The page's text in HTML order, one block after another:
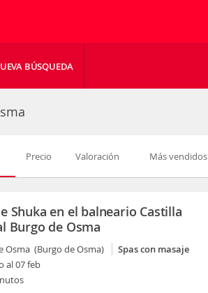
BÚSQUEDA
Precio Valoración Más vendidos
Shuka en el balneario Castilla
Burgo de Osma
Osma (Burgo de Osma)
Spas con masaje
al 07 feb